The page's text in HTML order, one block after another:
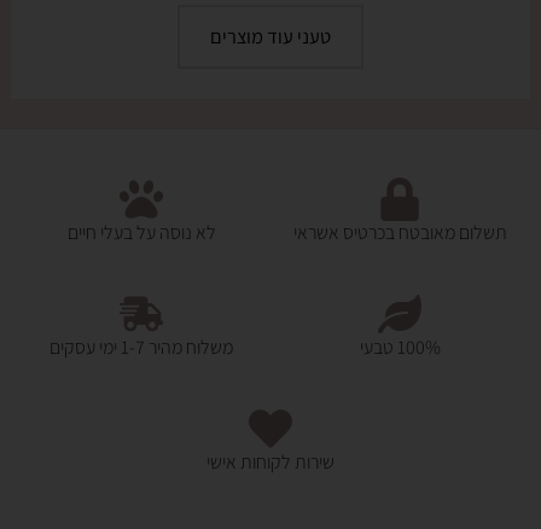
טעני עוד מוצרים
תשלום מאובטח בכרטיס אשראי לא נוסה על בעלי חיים
100% טבעי משלוח מהיר 1-7 ימי עסקים
שירות לקוחות אישי